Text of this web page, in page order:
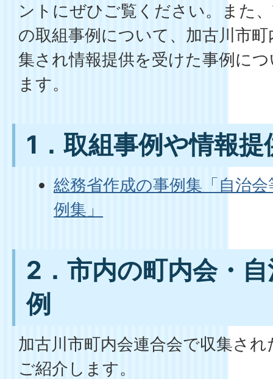
ントにぜひご覧ください。また
の取組事例について、加古川市
集され情報提供を受けた事例に
ます。
1．取組事例や情報提
総務省作成の事例集「自治
例集」
2．市内の町内会・
例
加古川市町内会連合会で収集さ
ご紹介します。